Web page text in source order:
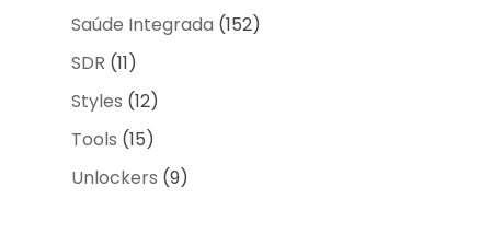
Saúde Integrada (152)
SDR (11)
Styles (12)
Tools (15)
Unlockers (9)